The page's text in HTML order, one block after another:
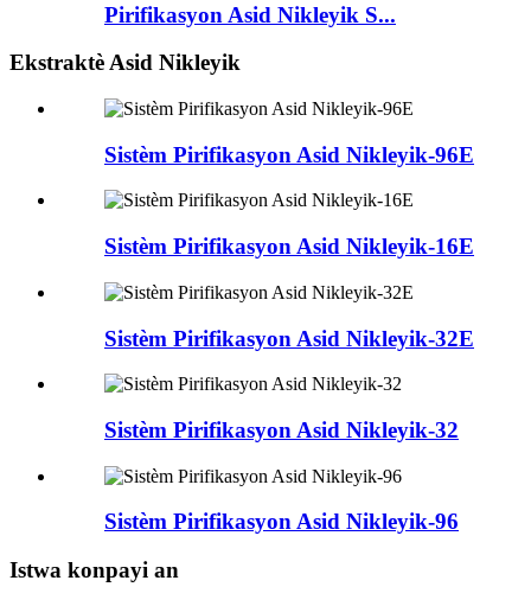
Pirifikasyon Asid Nikleyik S...
Ekstraktè Asid Nikleyik
Sistèm Pirifikasyon Asid Nikleyik-96E
Sistèm Pirifikasyon Asid Nikleyik-16E
Sistèm Pirifikasyon Asid Nikleyik-32E
Sistèm Pirifikasyon Asid Nikleyik-32
Sistèm Pirifikasyon Asid Nikleyik-96
Istwa konpayi an